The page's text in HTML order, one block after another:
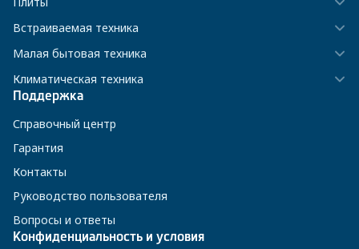
Встраиваемая техника
Малая бытовая техника
Климатическая техника
Поддержка
Справочный центр
Гарантия
Контакты
Руководство пользователя
Вопросы и ответы
Конфиденциальность и условия